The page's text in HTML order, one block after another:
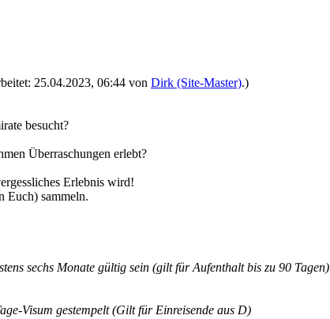
25.04.2023, 06:44 von Dirk (Site-Master).)
besucht?
Überraschungen erlebt?
Erlebnis wird!
Euch) sammeln.
sechs Monate gültig sein (gilt für Aufenthalt bis zu 90 Tagen)
Visum gestempelt (Gilt für Einreisende aus D)